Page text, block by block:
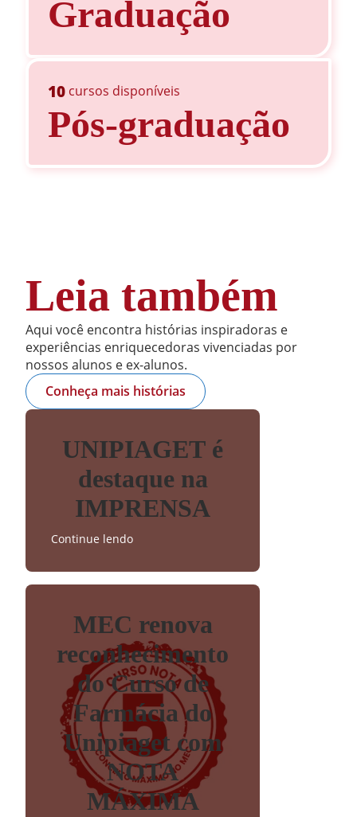
Graduação
10 cursos disponíveis
Pós-graduação
Leia também
Aqui você encontra histórias inspiradoras e
experiências enriquecedoras vivenciadas por
nossos alunos e ex-alunos.
Conheça mais histórias
UNIPIAGET é
destaque na
IMPRENSA
Continue lendo
MEC renova
reconhecimento
do Curso de
Farmácia do
Unipiaget com
NOTA
MÁXIMA